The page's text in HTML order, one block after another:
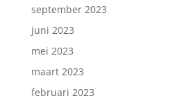
september 2023
juni 2023
mei 2023
maart 2023
februari 2023